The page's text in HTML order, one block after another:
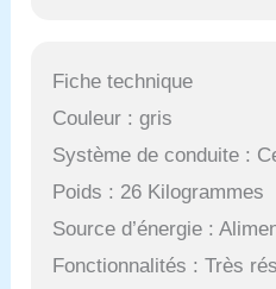
Fiche technique
Couleur : gris
Système de conduite :
Poids : 26 Kilogrammes
Source d’énergie :
Fonctionnalités : Très